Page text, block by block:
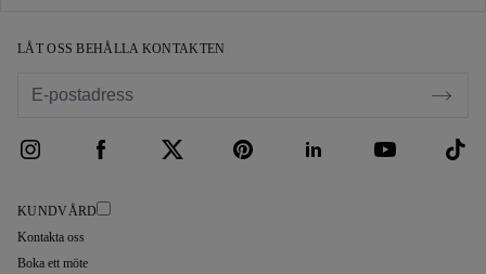
LÅT OSS BEHÅLLA KONTAKTEN
KUNDVÅRD
Kontakta oss
Boka ett möte